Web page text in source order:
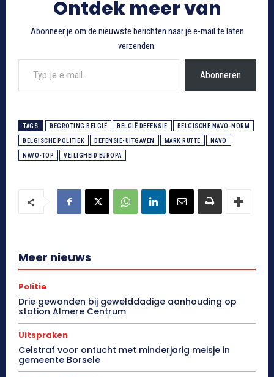
Ontdek meer van
Abonneer je om de nieuwste berichten naar je e-mail te laten
verzenden.
Typ je e-mail...
Abonneren
TAGS BEGROTING BELGIË BELGIË DEFENSIE BELGISCHE NAVO-NORM
BELGISCHE POLITIEK DEFENSIE-UITGAVEN MARK RUTTE NAVO
NAVO-TOP VEILIGHEID EUROPA
Meer nieuws
Politie
Drie gewonden bij gewelddadige aanhouding op
station Almere Centrum
Uitspraken
Celstraf voor ontucht met minderjarig meisje in
gemeente Borsele